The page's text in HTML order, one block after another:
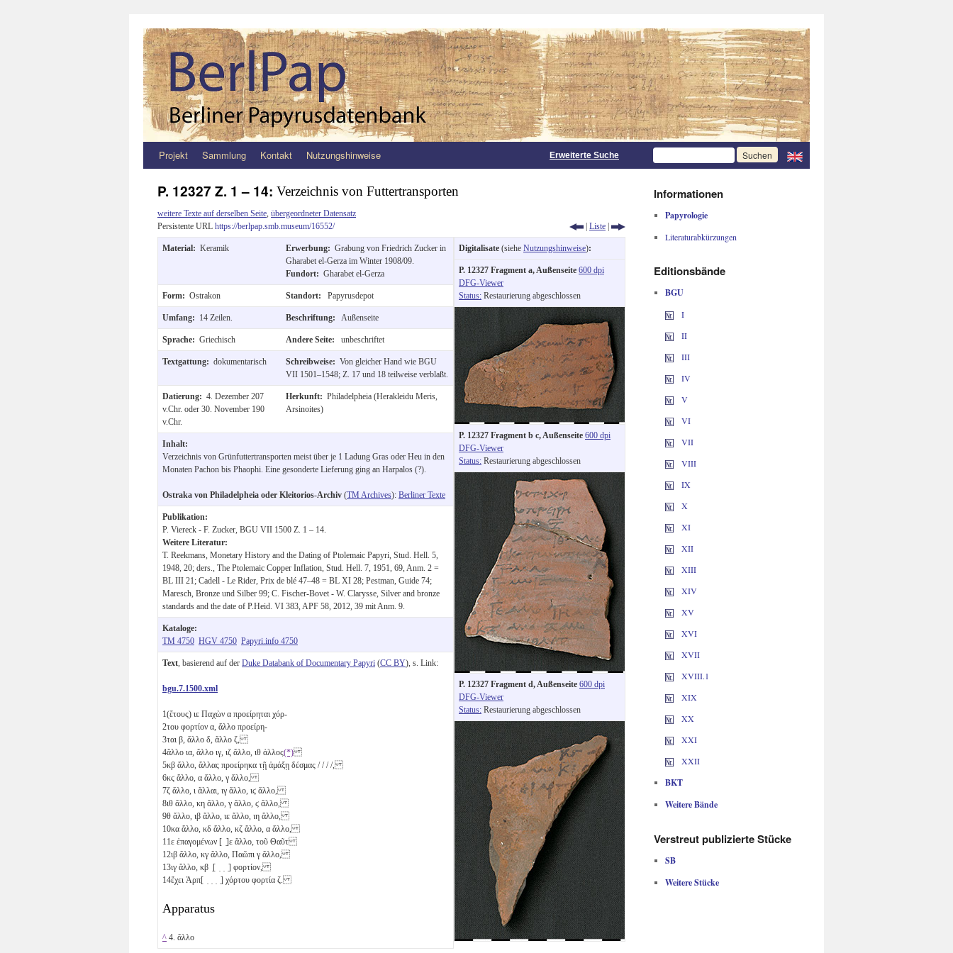
Zum
springen
Projekt Sammlung Kontakt Nutzungshinweise Erweiterte Suche
P. 12327 Z. 1 – 14: Verzeichnis von Futtertransporten
weitere Texte auf derselben Seite übergeordneter Datensatz
Persistente URL https://berlpap.smb.museum/16552/ | Liste |
Material: Keramik Erwerbung: Grabung von Friedrich Zucker in
Gharabet el-Gerza im Winter 1908/09.
Fundort: Gharabet el-Gerza
Form: Ostrakon Standort: Papyrusdepot
Umfang: 14 Zeilen. Beschriftung: Außenseite
Sprache: Griechisch Andere Seite: unbeschriftet
Textgattung: dokumentarisch Schreibweise: Von gleicher Hand wie BGU
VII 1501–1548; Z. 17 und 18 teilweise verblaßt.
Datierung: 4. Dezember 207
v.Chr. oder 30. November 190
v.Chr.
Herkunft: Philadelpheia (Herakleidu Meris,
Arsinoites)
Inhalt:
Verzeichnis von Grünfuttertransporten meist über je 1 Ladung Gras oder Heu in den
Monaten Pachon bis Phaophi. Eine gesonderte Lieferung ging an Harpalos (?).
Ostraka von Philadelpheia oder Kleitorios-Archiv (TM Archives): Berliner Texte
Publikation:
P. Viereck - F. Zucker, BGU VII 1500 Z. 1 – 14.
Weitere Literatur:
T. Reekmans, Monetary History and the Dating of Ptolemaic Papyri, Stud. Hell. 5,
1948, 20; ders., The Ptolemaic Copper Inflation, Stud. Hell. 7, 1951, 69, Anm. 2 =
BL III 21; Cadell - Le Rider, Prix de blé 47–48 = BL XI 28; Pestman, Guide 74;
Maresch, Bronze und Silber 99; C. Fischer-Bovet - W. Clarysse, Silver and bronze
standards and the date of P.Heid. VI 383, APF 58, 2012, 39 mit Anm. 9.
Kataloge:
TM 4750 HGV 4750 Papyri.info 4750
Text , basierend auf der Duke Databank of Documentary Papyri (CC BY), s. Link:
bgu.7.1500.xml
1(ἔτους) ιε Παχὼν α προείρηται χόρ-
2του φορτίον α , ἄλλο προείρη-
3ται β , ἄλλο δ , ἄλλο ζ ,
4ἄλλο ια , ἄλλο ιγ ιζ ἄλλο, ιθ ἀλλος(*)
5κβ ἄλλο, ἄλλας προείρηκα τῇ ἁμάξῃ δέσμας / / / /,
6κϛ ἄλλο, α ἄλλο, γ ἄλλο,
7ζ ἄλλο, ι ἄλλαι, ιγ ἄλλο, ιϛ ἄλλο,
8ιθ ἄλλο, κη ἄλλο, γ ἄλλο, ϛ ἄλλο,
9θ ἄλλο, ιβ ἄλλο, ιε ἄλλο, ιη ἄλλο,
10κα ἄλλο, κδ ἄλλο, κζ ἄλλο, α ἄλλο,
11ε ἐπαγομένων [ ̣]ε ἄλλο, τοῦ Θαῦτ
12ιβ ἄλλο, κγ ἄλλο, Παῶπι γ ἄλλο,
13ιγ ἄλλο, κβ ̣[ ̣ ̣ ̣] φορτίον,
14ἔχει Ἁρπ[ ̣ ̣ ̣ ̣] χόρτου φορτία ζ .
Apparatus
^ 4. ἄλλο
Digitalisate (siehe Nutzungshinweise):
P. 12327 Fragment a, Außenseite 600 dpi
DFG-Viewer
Status: Restaurierung abgeschlossen
P. 12327 Fragment b c, Außenseite 600 dpi
DFG-Viewer
Status: Restaurierung abgeschlossen
P. 12327 Fragment d, Außenseite 600 dpi
DFG-Viewer
Status: Restaurierung abgeschlossen
Informationen
Papyrologie
Literaturabkürzungen
Editionsbände
BGU
I
II
III
IV
V
VI
VII
VIII
IX
X
XI
XII
XIII
XIV
XV
XVI
XVII
XVIII.1
XIX
XX
XXI
XXII
BKT
Weitere Bände
Verstreut publizierte Stücke
SB
Weitere Stücke